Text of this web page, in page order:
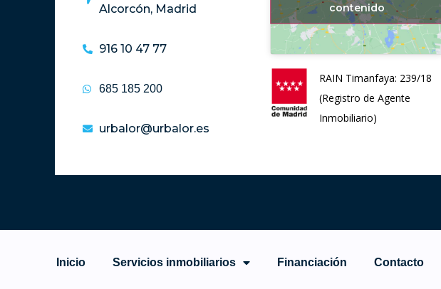
Alcorcón, Madrid
916 10 47 77
685 185 200
urbalor@urbalor.es
contenido
RAIN Timanfaya: 239/18
(Registro de Agente
Inmobiliario)
Inicio Servicios inmobiliarios Financiación Contacto